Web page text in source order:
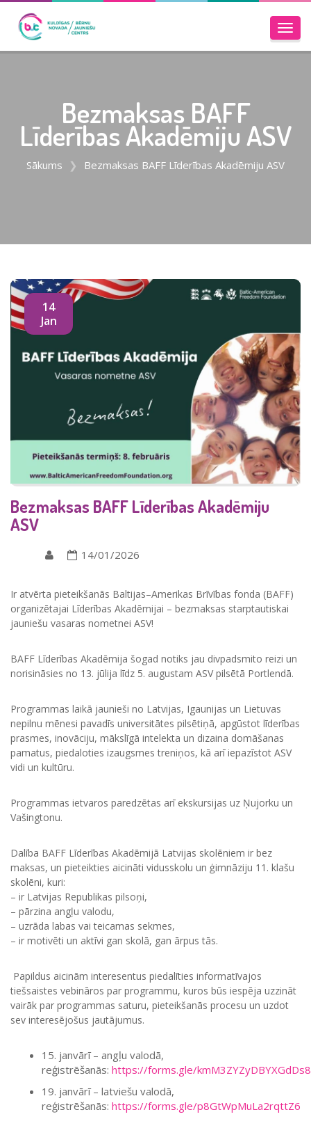
Bezmaksas BAFF
Līderības Akadēmiju ASV
Sākums Bezmaksas BAFF Līderības Akadēmiju ASV
14
Jan
Bezmaksas BAFF Līderības Akadēmiju
ASV
14/01/2026
Ir atvērta pieteikšanās Baltijas–Amerikas Brīvības fonda (BAFF)
organizētajai Līderības Akadēmijai – bezmaksas starptautiskai
jauniešu vasaras nometnei ASV!
BAFF Līderības Akadēmija šogad notiks jau divpadsmito reizi un
norisināsies no 13. jūlija līdz 5. augustam ASV pilsētā Portlendā.
Programmas laikā jaunieši no Latvijas, Igaunijas un Lietuvas
nepilnu mēnesi pavadīs universitātes pilsētiņā, apgūstot līderības
prasmes, inovāciju, mākslīgā intelekta un dizaina domāšanas
pamatus, piedaloties izaugsmes treniņos, kā arī iepazīstot ASV
vidi un kultūru.
Programmas ietvaros paredzētas arī ekskursijas uz Ņujorku un
Vašingtonu.
Dalība BAFF Līderības Akadēmijā Latvijas skolēniem ir bez
maksas, un pieteikties aicināti vidusskolu un ģimnāziju 11. klašu
skolēni, kuri:
– ir Latvijas Republikas pilsoņi,
– pārzina angļu valodu,
– uzrāda labas vai teicamas sekmes,
– ir motivēti un aktīvi gan skolā, gan ārpus tās.
Papildus aicinām interesentus piedalīties informatīvajos
tiešsaistes vebināros par programmu, kuros būs iespēja uzzināt
vairāk par programmas saturu, pieteikšanās procesu un uzdot
sev interesējošus jautājumus.
15. janvārī – angļu valodā,
reģistrēšanās: https://forms.gle/kmM3ZYZyDBYXGdDs8
19. janvārī – latviešu valodā,
reģistrēšanās: https://forms.gle/p8GtWpMuLa2rqttZ6